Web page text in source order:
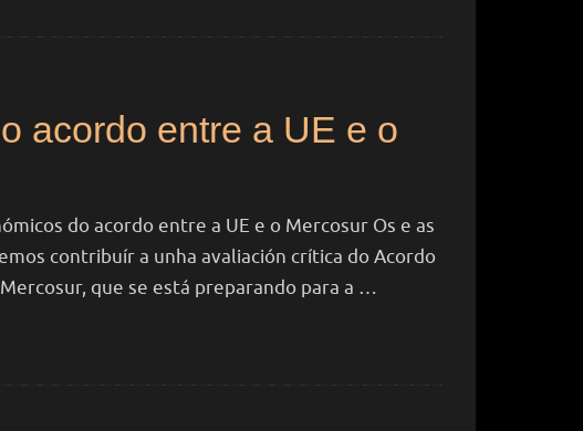
acordo entre a UE e o
do acordo entre a UE e o Mercosur Os e as
contribuír a unha avaliación crítica do Acordo
que se está preparando para a …